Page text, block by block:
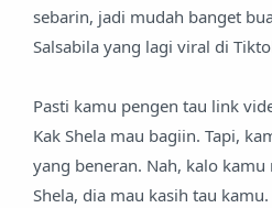
sebarin, jadi mudah banget
Salsabila yang lagi viral di
Pasti kamu pengen tau link
Kak Shela mau bagiin. Tapi,
yang beneran. Nah, kalo kamu
Shela, dia mau kasih tau kamu.